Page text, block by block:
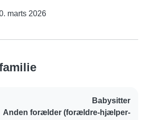
marts 2026
Babysitter
Anden forælder (forældre-hjælper-